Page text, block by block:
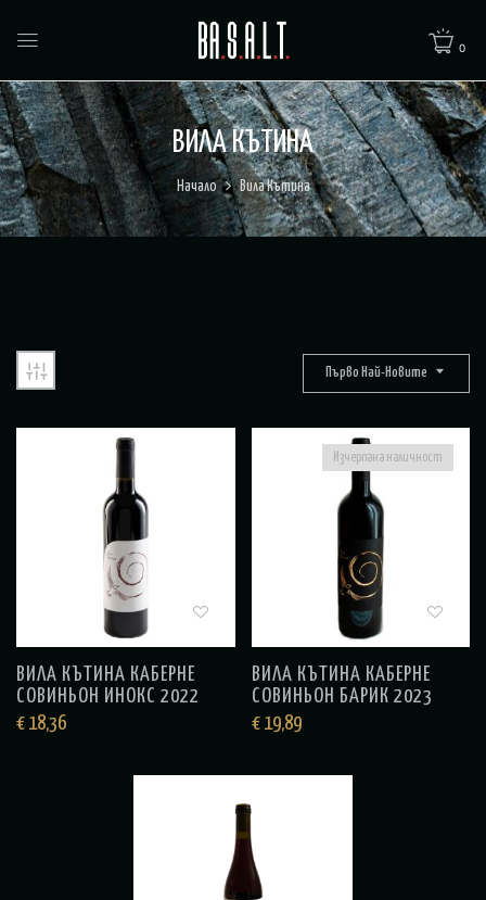
0
ВИЛА КЪТИНА
Начало Вила Кътина
Първо Най-Новите
ВИЛА КЪТИНА КАБЕРНЕ
СОВИНЬОН ИНОКС 2022
€ 18,36
Изчерпана наличност
ВИЛА КЪТИНА КАБЕРНЕ
СОВИНЬОН БАРИК 2023
€19,89